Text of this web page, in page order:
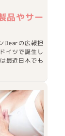
品やサー
Dearの広報担
イツで誕生し
最近日本でも